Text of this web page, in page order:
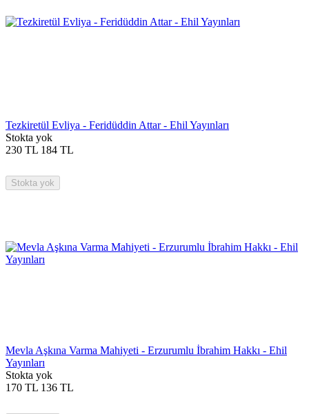
Tezkiretül Evliya - Feridüddin Attar - Ehil Yayınları
Stokta yok
230 TL 184 TL
Stokta yok
Mevla Aşkına Varma Mahiyeti - Erzurumlu İbrahim Hakkı - Ehil
Yayınları
Stokta yok
170 TL 136 TL